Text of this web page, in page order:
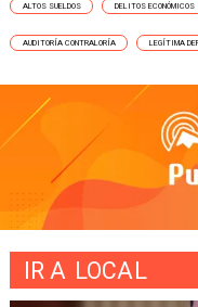
ALTOS SUELDOS DELITOS ECONÓMICOS
AUDITORÍA CONTRALORÍA LEGÍTIMA
IR A LOCAL